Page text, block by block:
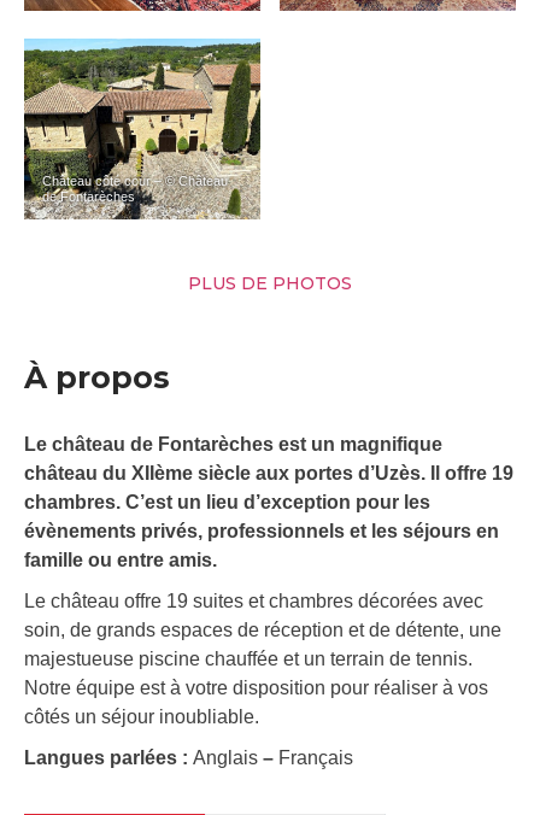
Château côté cour – © Château
de Fontarèches
PLUS DE PHOTOS
À propos
Le château de Fontarèches est un magnifique
château du XIIème siècle aux portes d’Uzès. Il offre 19
chambres. C’est un lieu d’exception pour les
évènements privés, professionnels et les séjours en
famille ou entre amis.
Le château offre 19 suites et chambres décorées avec
soin, de grands espaces de réception et de détente, une
majestueuse piscine chauffée et un terrain de tennis.
Notre équipe est à votre disposition pour réaliser à vos
côtés un séjour inoubliable.
Langues parlées : Anglais – Français